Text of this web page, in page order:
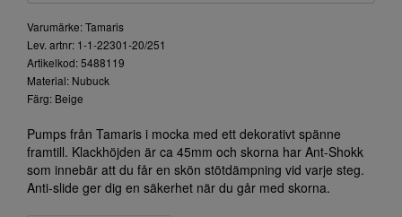
Varumärke: Tamaris
Lev. artnr: 1-1-22301-20/251
Artikelkod: 5488119
Material: Nubuck
Färg: Beige
Pumps från Tamaris i mocka med ett dekorativt spänne
framtill. Klackhöjden är ca 45mm och skorna har Ant-Shokk
som innebär att du får en skön stötdämpning vid varje steg.
Anti-slide ger dig en säkerhet när du går med skorna.